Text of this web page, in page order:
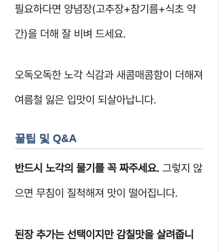
필요하다면 양념장(고추장+참기름+식초 약
간)을 더해 잘 비벼 드세요.
오독오독한 노각 식감과 새콤매콤함이 더해져
여름철 잃은 입맛이 되살아납니다.
꿀팁 및 Q&A
반드시 노각의 물기를 꼭 짜주세요. 그렇지 않
으면 무침이 질척해져 맛이 떨어집니다.
된장 추가는 선택이지만 감칠맛을 살려줍니